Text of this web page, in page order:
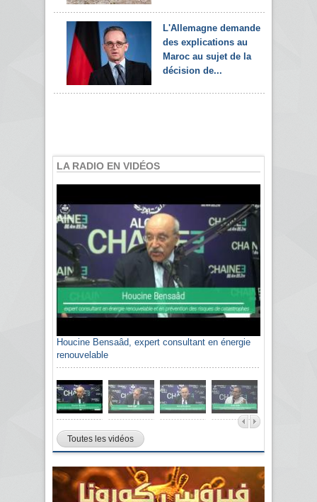
L'Allemagne demande
des explications au
Maroc au sujet de la
décision de...
LA RADIO EN VIDÉOS
Houcine Bensaâd, expert consultant en énergie
renouvelable
Toutes les vidéos